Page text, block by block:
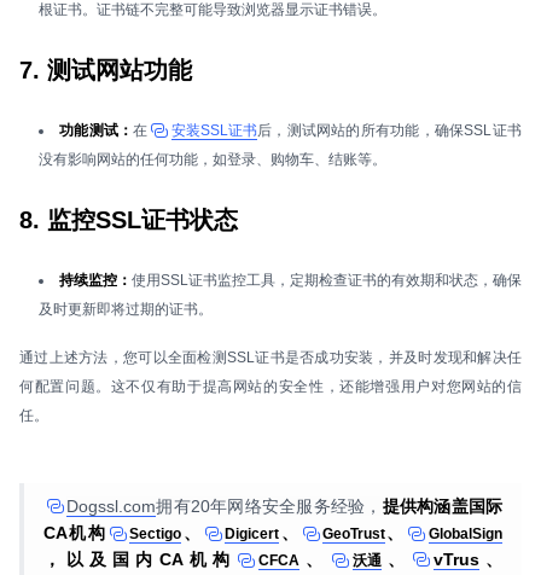
根证书。证书链不完整可能导致浏览器显示证书错误。
7. 测试网站功能
功能测试：在 安装SSL证书后，测试网站的所有功能，确保SSL证书
没有影响网站的任何功能，如登录、购物车、结账等。
8. 监控SSL证书状态
持续监控： 使用SSL证书监控工具，定期检查证书的有效期和状态，确保
及时更新即将过期的证书。
通过上述方法，您可以全面检测SSL证书是否成功安装，并及时发现和解决任
何配置问题。这不仅有助于提高网站的安全性，还能增强用户对您网站的信
任。
Dogssl.com拥有20年网络安全服务经验， 提供构涵盖国际
CA机构
Sectigo 、 Digicert 、 GeoTrust、 GlobalSign
，以及国内CA机构 CFCA 、 沃通 、 vTrus、